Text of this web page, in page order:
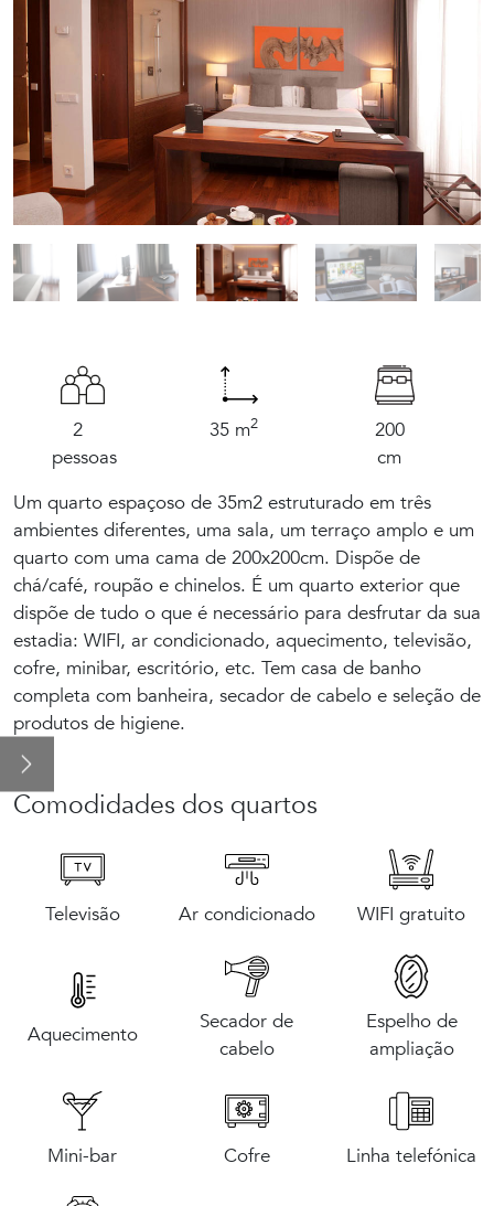
hotel e seus arredores
Nossos Quartos
e eventos
cidade: Corunha
2
pessoas
35 m2
200
cm
Um quarto espaçoso de 35m2 estruturado em três
ambientes diferentes, uma sala, um terraço amplo e um
quarto com uma cama de 200x200cm. Dispõe de
chá/café, roupão e chinelos. É um quarto exterior que
dispõe de tudo o que é necessário para desfrutar da sua
estadia: WIFI, ar condicionado, aquecimento, televisão,
cofre, minibar, escritório, etc. Tem casa de banho
completa com banheira, secador de cabelo e seleção de
produtos de higiene.
Comodidades dos quartos
Televisão Ar condicionado WIFI gratuito
Aquecimento
Secador de
cabelo
Espelho de
ampliação
Mini-bar Cofre Linha telefónica